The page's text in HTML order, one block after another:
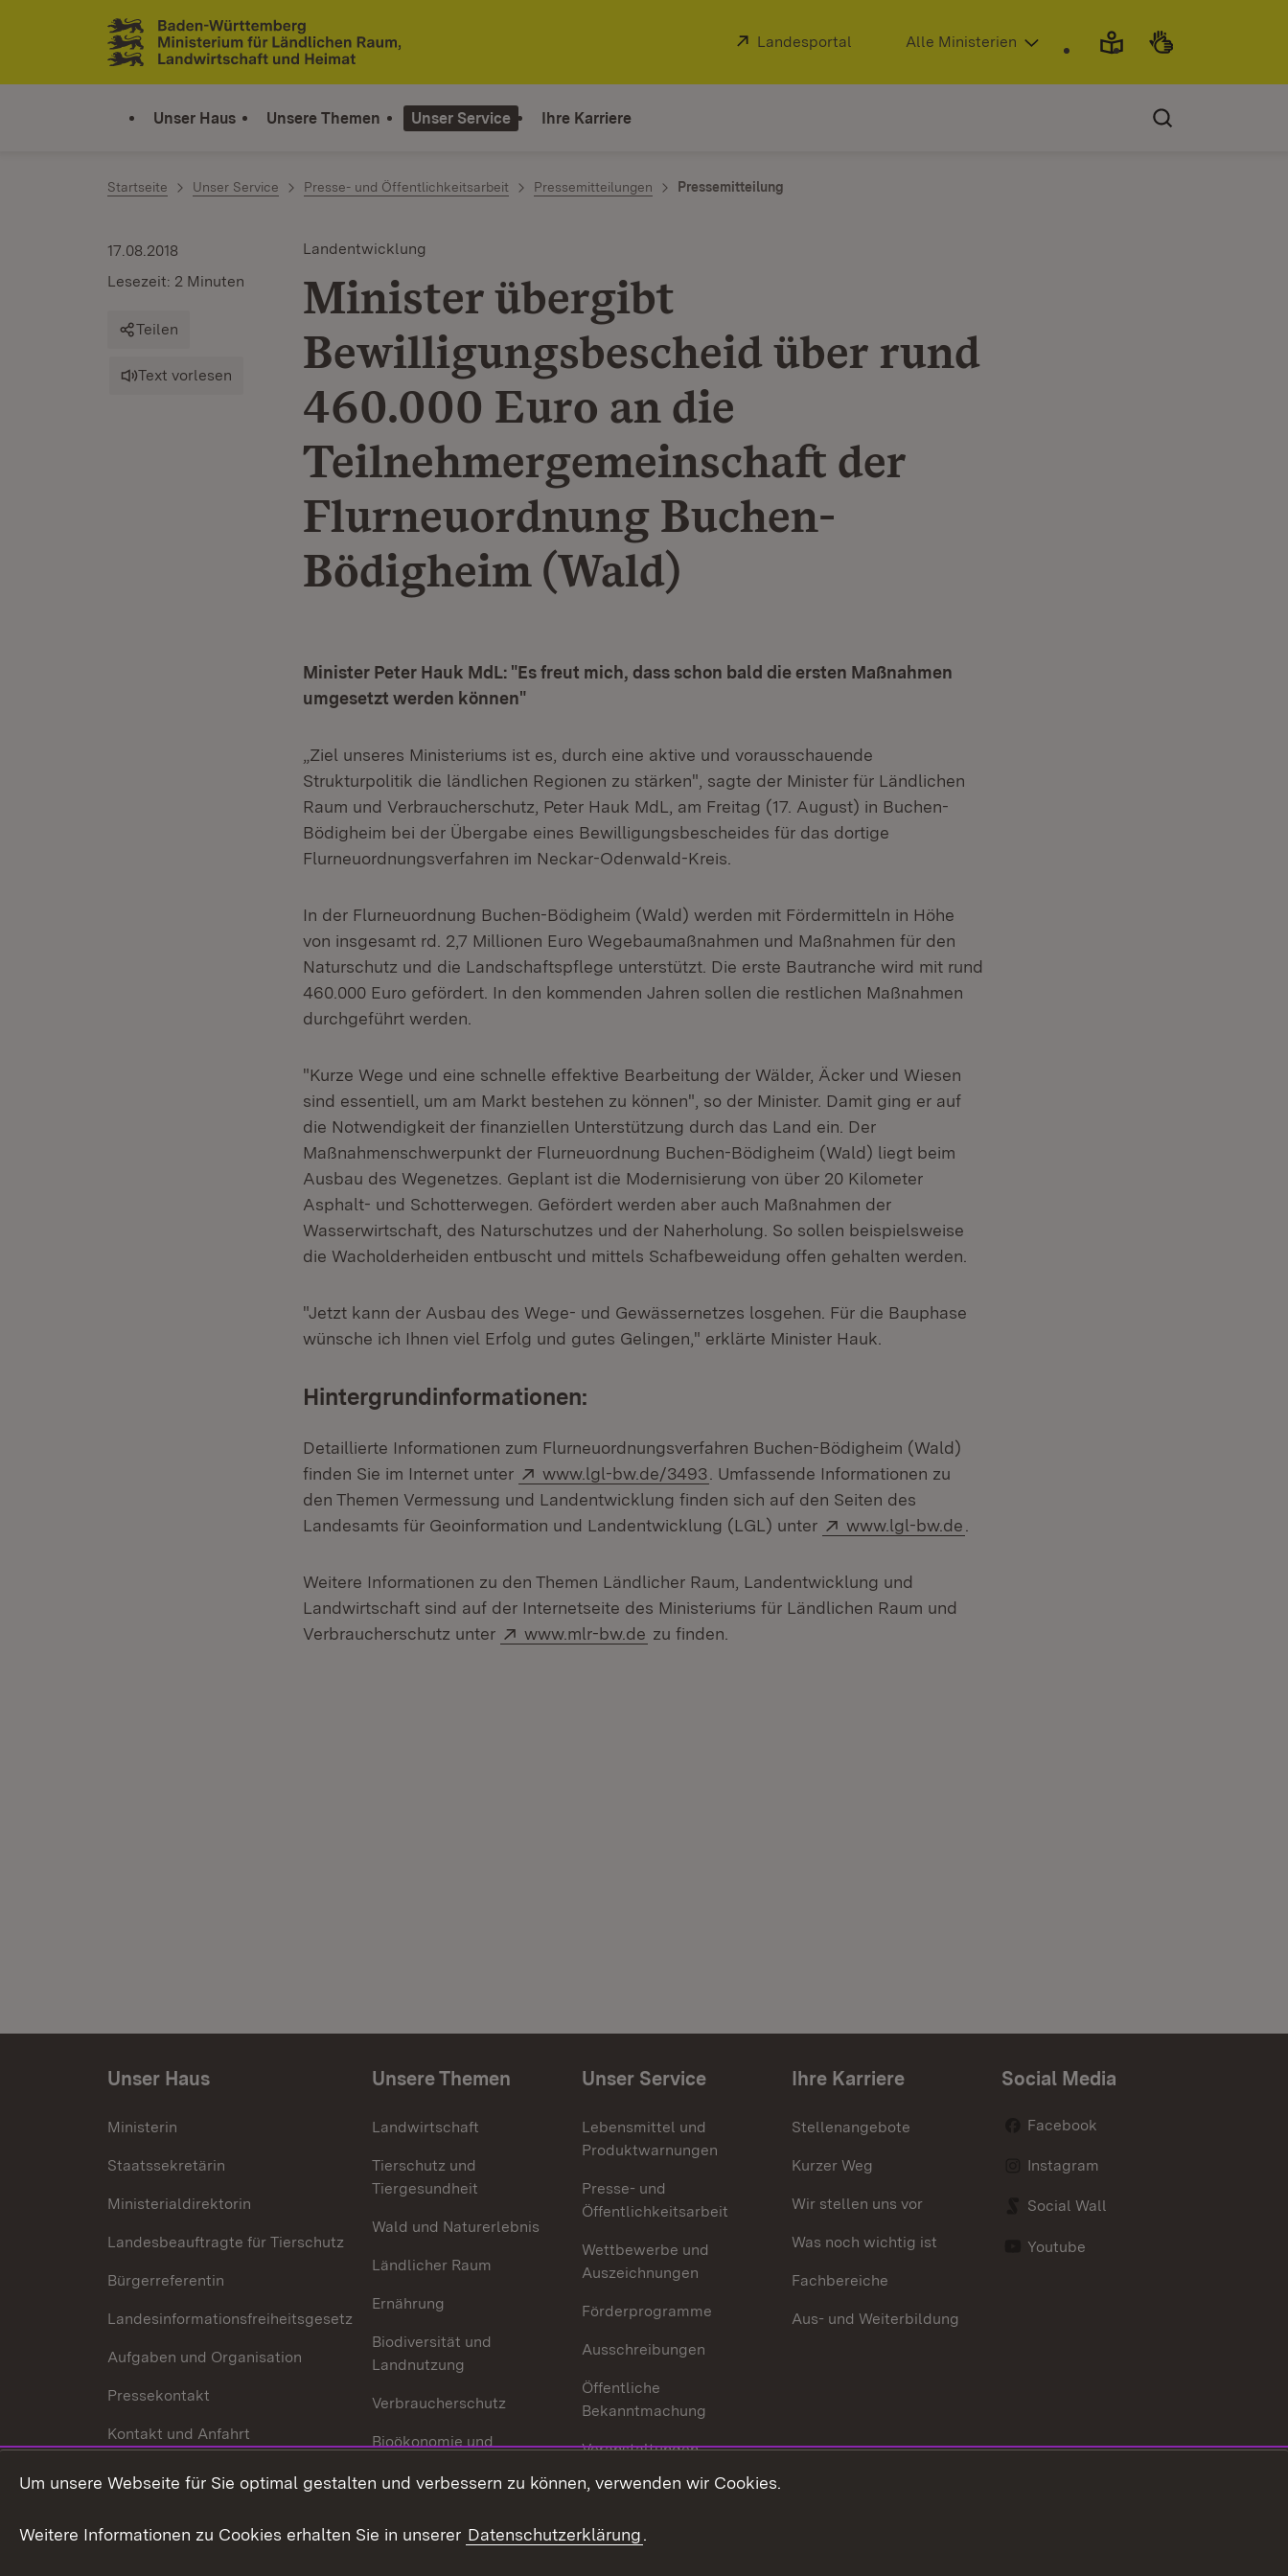
Zum Inhalt springen
Link zur Startseite
Extern:
Landesportal (Öffnet in neuem Fenster)
Alle Ministerien
Unser Haus Unsere Themen Unser Service Ihre Karriere
Startseite Unser Service Presse- und Öffentlichkeitsarbeit Pressemitteilungen Pressemitteilung
Landentwicklung
Minister übergibt
Bewilligungsbescheid über rund
460.000 Euro an die
Teilnehmergemeinschaft der
Flurneuordnung Buchen-
Bödigheim (Wald)
17.08.2018
Lesezeit: 2 Minuten
Teilen
Text vorlesen
Minister Peter Hauk MdL: "Es freut mich, dass schon bald die ersten Maßnahmen
umgesetzt werden können"
„Ziel unseres Ministeriums ist es, durch eine aktive und vorausschauende
Strukturpolitik die ländlichen Regionen zu stärken", sagte der Minister für Ländlichen
Raum und Verbraucherschutz, Peter Hauk MdL, am Freitag (17. August) in Buchen-
Bödigheim bei der Übergabe eines Bewilligungsbescheides für das dortige
Flurneuordnungsverfahren im Neckar-Odenwald-Kreis.
In der Flurneuordnung Buchen-Bödigheim (Wald) werden mit Fördermitteln in Höhe
von insgesamt rd. 2,7 Millionen Euro Wegebaumaßnahmen und Maßnahmen für den
Naturschutz und die Landschaftspflege unterstützt. Die erste Bautranche wird mit rund
460.000 Euro gefördert. In den kommenden Jahren sollen die restlichen Maßnahmen
durchgeführt werden.
"Kurze Wege und eine schnelle effektive Bearbeitung der Wälder, Äcker und Wiesen
sind essentiell, um am Markt bestehen zu können", so der Minister. Damit ging er auf
die Notwendigkeit der finanziellen Unterstützung durch das Land ein. Der
Maßnahmenschwerpunkt der Flurneuordnung Buchen-Bödigheim (Wald) liegt beim
Ausbau des Wegenetzes. Geplant ist die Modernisierung von über 20 Kilometer
Asphalt- und Schotterwegen. Gefördert werden aber auch Maßnahmen der
Wasserwirtschaft, des Naturschutzes und der Naherholung. So sollen beispielsweise
die Wacholderheiden entbuscht und mittels Schafbeweidung offen gehalten werden.
"Jetzt kann der Ausbau des Wege- und Gewässernetzes losgehen. Für die Bauphase
wünsche ich Ihnen viel Erfolg und gutes Gelingen," erklärte Minister Hauk.
Hintergrundinformationen:
Detaillierte Informationen zum Flurneuordnungsverfahren Buchen-Bödigheim (Wald)
finden Sie im Internet unter
Extern:
www.lgl-bw.de/3493 (Öffnet in neuem Fenster)
. Umfassende Informationen zu
den Themen Vermessung und Landentwicklung finden sich auf den Seiten des
Landesamts für Geoinformation und Landentwicklung (LGL) unter
Extern:
www.lgl-bw.de
Weitere Informationen zu den Themen Ländlicher Raum, Landentwicklung und
Landwirtschaft sind auf der Internetseite des Ministeriums für Ländlichen Raum und
Verbraucherschutz unter
Extern:
www.mlr-bw.de (Öffnet in neuem Fenster)
zu finden.
Unser Haus
Ministerin
Staatssekretärin
Ministerialdirektorin
Landesbeauftragte für Tierschutz
Bürgerreferentin
Landesinformationsfreiheitsgesetz
Aufgaben und Organisation
Pressekontakt
Kontakt und Anfahrt
Unsere Themen
Landwirtschaft
Tierschutz und
Tiergesundheit
Wald und Naturerlebnis
Ländlicher Raum
Ernährung
Biodiversität und
Landnutzung
Verbraucherschutz
Bioökonomie und
Unser Service
Lebensmittel und
Produktwarnungen
Presse- und
Öffentlichkeitsarbeit
Wettbewerbe und
Auszeichnungen
Förderprogramme
Ausschreibungen
Öffentliche
Bekanntmachung
Veranstaltungen
Mediathek
Publikationen
Ihre Karriere
Stellenangebote
Kurzer Weg
Wir stellen uns vor
Was noch wichtig ist
Fachbereiche
Aus- und Weiterbildung
Social Media
Facebook
Instagram
Social Wall
Youtube
Um unsere Webseite für Sie optimal gestalten und verbessern zu können, verwenden wir Cookies.
Weitere Informationen zu Cookies erhalten Sie in unserer Datenschutzerklärung.